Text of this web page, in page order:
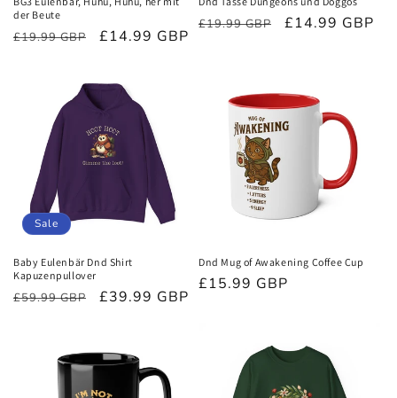
der Beute
Normaler
£19.99 GBP Verkaufspreis
£14.99 GBP
Normaler
£19.99 GBP Verkaufspreis
£14.99 GBP
Sale
Baby Eulenbär Dnd Shirt
Kapuzenpullover
Normaler
£59.99 GBP Verkaufspreis
£39.99 GBP
Dnd Mug of Awakening Coffee Cup
Normaler
£15.99 GBP